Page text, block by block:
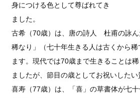
身につける色として尊ばれてき
ました。
古希（70歳）は、唐の詩人 杜甫の詠
稀なり」（七十年生きる人は古くから
ます。現代では70歳まで生きることは
ましたが、節目の歳としてお祝いしたい
喜寿（77歳）は、「喜」の草書体が七